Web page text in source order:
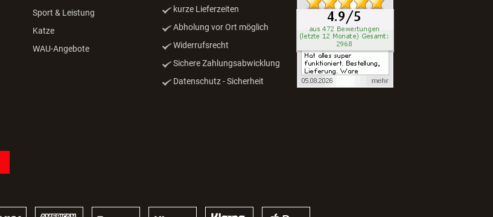
Sport & Leistung
Katze
WAU-Angebote
kurze Lieferzeiten
Abholung vor Ort möglich
Widerrufsrecht
Sichere Zahlungsabwicklung
Datenschutz - Sicherheit